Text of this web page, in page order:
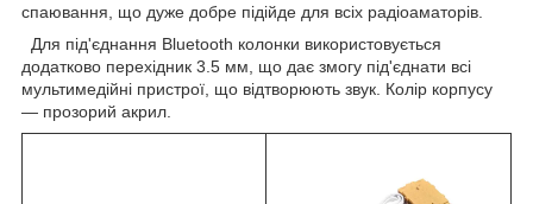
спаювання, що дуже добре підійде для всіх радіоаматорів.
Для під'єднання Bluetooth колонки використовується
додатково перехідник 3.5 мм, що дає змогу під'єднати всі
мультимедійні пристрої, що відтворюють звук. Колір корпусу
— прозорий акрил.